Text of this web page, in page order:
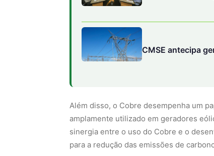
CMSE antecipa
Além disso, o Cobre desempenha um
amplamente utilizado em geradores
sinergia entre o uso do Cobre e o
para a redução das emissões de